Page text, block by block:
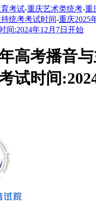
考试-重庆艺术类统考-重
统考考试时间-重庆2025
间:2024年12月7日开始
高考播音
试时间